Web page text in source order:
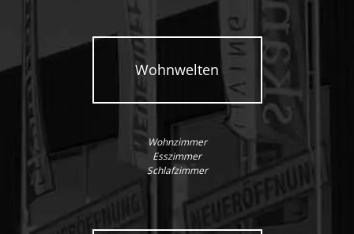
Wohnwelten
Wohnzimmer
Esszimmer
Schlafzimmer